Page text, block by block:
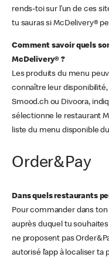
rends-toi sur l’un de ces
tu sauras si McDelivery®
Comment savoir quels
McDelivery® ?
Les produits du menu
connaître leur
Smood.ch ou Divoora,
sélectionne le restaurant
liste du menu disponible
Order&Pay
Dans quels restaurants
Pour commander dans ton
auprès duquel tu
ne proposent pas
autorisé l’app à localiser